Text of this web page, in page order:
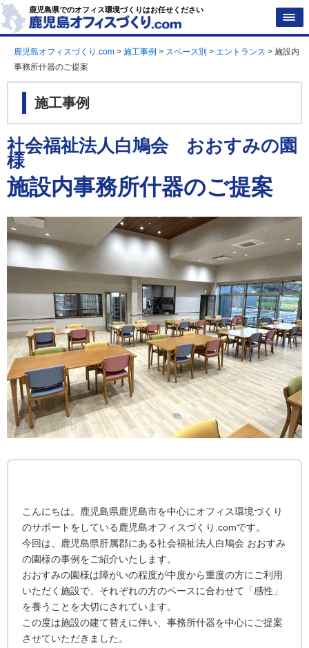
鹿児島県でのオフィス環境づくりはお任せください
鹿児島オフィスづくり.com > 施工事例 > スペース別 > エントランス > 施設内
事務所什器のご提案
施工事例
社会福祉法人白鳩会 おおすみの園
様
施設内事務所什器のご提案
こんにちは。鹿児島県鹿児島市を中心にオフィス環境づくり
のサポートをしている鹿児島オフィスづくり.comです。
今回は、鹿児島県肝属郡にある社会福祉法人白鳩会 おおすみ
の園様の事例をご紹介いたします。
おおすみの園様は障がいの程度が中度から重度の方にご利用
いただく施設で、それぞれの方のペースに合わせて「感性」
を養うことを大切にされています。
この度は施設の建て替えに伴い、事務所什器を中心にご提案
させていただきました。